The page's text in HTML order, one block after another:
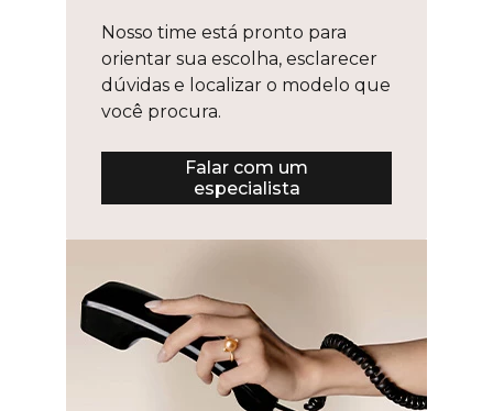
Nosso time está pronto para
orientar sua escolha, esclarecer
dúvidas e localizar o modelo que
você procura.
Falar com um
especialista